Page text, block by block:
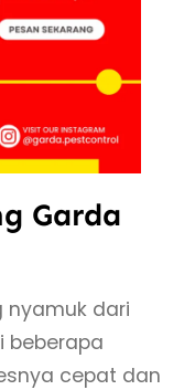
Garda
nyamuk dari
beberapa
cepat dan